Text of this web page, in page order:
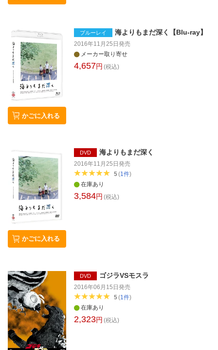
かごに入れる
ブルーレイ 海よりもまだ深く【Blu-ray】
2016年11月25日発売
メーカー取り寄せ
4,657円 (税込)
かごに入れる
DVD 海よりもまだ深く
2016年11月25日 発売
5(1件)
在庫あり
3,584円 (税込)
DVD ゴジラVSモスラ
2016年06月15日発売
5(1件)
在庫あり
2,323円 (税込)